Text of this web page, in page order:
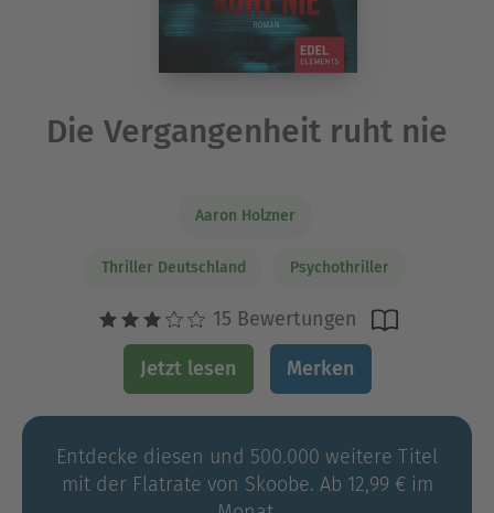
Die Vergangenheit ruht nie
Aaron Holzner
Thriller Deutschland Psychothriller
15 Bewertungen
Jetzt lesen Merken
Entdecke diesen und 500.000 weitere Titel
mit der Flatrate von Skoobe. Ab 12,99 € im